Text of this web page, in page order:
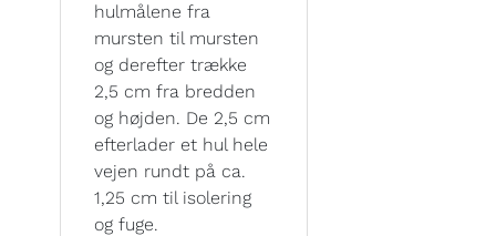
hulmålene fra
mursten til mursten
og derefter trække
2,5 cm fra bredden
og højden. De 2,5 cm
efterlader et hul hele
vejen rundt på ca.
1,25 cm til isolering
og fuge.